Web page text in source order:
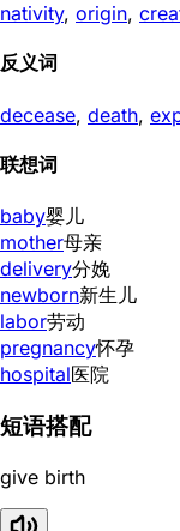
nativity, origin,
反义词
decease, death,
联想词
baby婴儿
mother母亲
delivery分娩
newborn新生儿
labor劳动
pregnancy怀孕
hospital医院
短语搭配
give birth